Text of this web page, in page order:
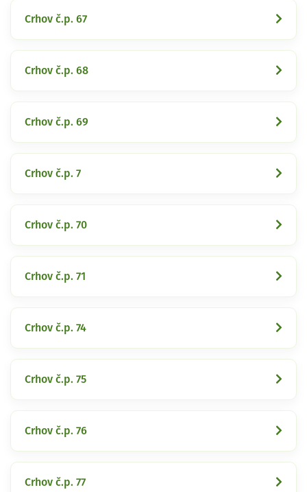
Crhov č.p. 67
Crhov č.p. 68
Crhov č.p. 69
Crhov č.p. 7
Crhov č.p. 70
Crhov č.p. 71
Crhov č.p. 74
Crhov č.p. 75
Crhov č.p. 76
Crhov č.p. 77